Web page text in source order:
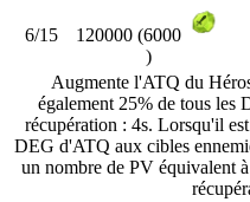
6/15
120000 (6000
)
Augmente l'ATQ du
également 25% de tous les
récupération : 4s. Lorsqu'il
DEG d'ATQ aux cibles
un nombre de PV équivalent